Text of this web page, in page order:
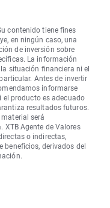
contenido tiene fines
en ningún caso, una
de inversión sobre
La información
situación financiera ni el
Antes de invertir
informarse
producto es adecuado
resultados futuros.
será
Agente de Valores
o indirectas,
beneficios, derivados del